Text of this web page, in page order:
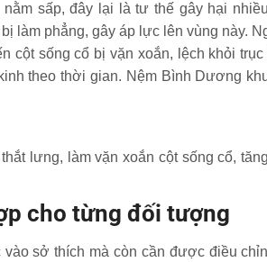
sấp, đây lại là tư thế gây hại
làm phẳng, gây áp lực lên vùng này.
cột sống cổ bị vặn xoắn, lệch khỏi
theo thời gian. Nệm Bình Dương
lưng, làm vặn xoắn cột sống cổ,
cho từng đối tượng
sở thích mà còn cần được điều